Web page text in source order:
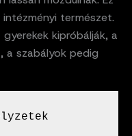
természet.
kipróbálják, a
a szabályok pedig